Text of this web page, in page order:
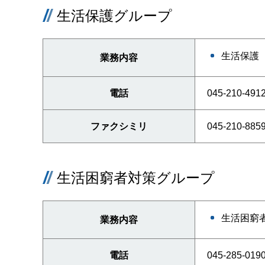
生活保護グループ
業務内容 生活保護
電話 045-210-4912
ファクシミリ 045-210-
生活困窮者対策グループ
業務内容 生活困窮
電話 045-285-